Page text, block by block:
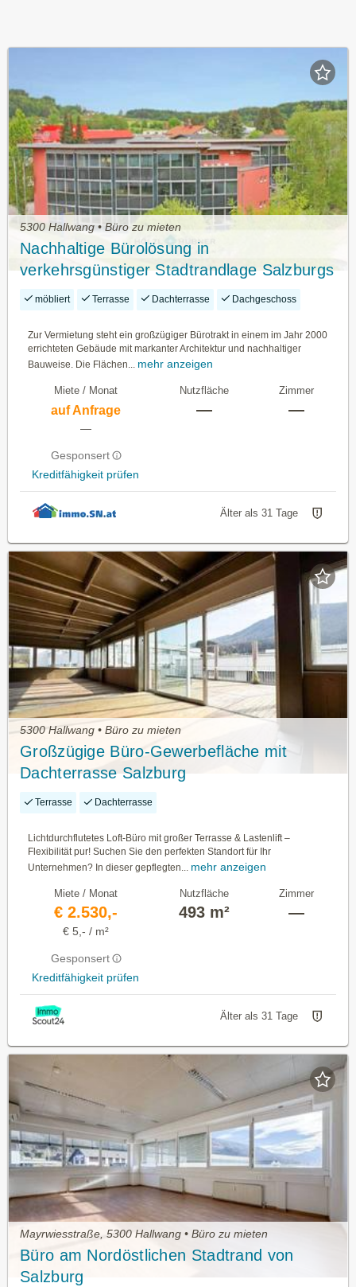
5300 Hallwang • Büro zu mieten
Nachhaltige Bürolösung in
verkehrsgünstiger Stadtrandlage Salzburgs
zu vermieten
möbliert Terrasse Dachterrasse Dachgeschoss
Zur Vermietung steht ein großzügiger Bürotrakt in einem im Jahr 2000
errichteten Gebäude mit markanter Architektur und nachhaltiger
Bauweise. Die Flächen...
mehr anzeigen
Miete / Monat
auf Anfrage
—
Gesponsert
Kreditfähigkeit prüfen
Nutzfläche
—
Zimmer
—
Älter als 31 Tage
5300 Hallwang • Büro zu mieten
Großzügige Büro-Gewerbefläche mit
Dachterrasse Salzburg
Terrasse Dachterrasse
Lichtdurchflutetes Loft-Büro mit großer Terrasse & Lastenlift –
Flexibilität pur! Suchen Sie den perfekten Standort für Ihr
Unternehmen? In dieser gepflegten... mehr anzeigen
Miete / Monat
€ 2.530,-
€ 5,- / m²
Gesponsert
Kreditfähigkeit prüfen
Nutzfläche
493 m²
Zimmer
—
Älter als 31 Tage
Mayrwiesstraße, 5300 Hallwang • Büro zu mieten
Büro am Nordöstlichen Stadtrand von
Salzburg